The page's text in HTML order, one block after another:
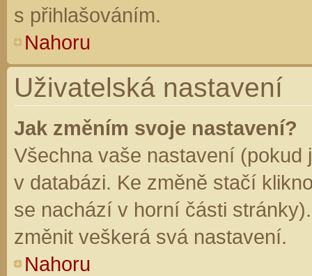
s přihlašováním.
Nahoru
Uživatelská nastavení
Jak změním svoje nastavení?
Všechna vaše nastavení (pokud
v databázi. Ke změně stačí
se nachází v horní části
změnit veškerá svá nastavení.
Nahoru